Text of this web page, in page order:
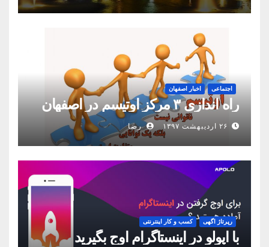
اجتماعی اخبار اصفهان
راه اندازی ۳ مرکز اوتیسم در اصفهان
۲۶ اردیبهشت ۱۳۹۷ رضا
رپرتاژ اگهی کسب و کار اینترنتی
با اپولو در اینستاگرام اوج بگیرید